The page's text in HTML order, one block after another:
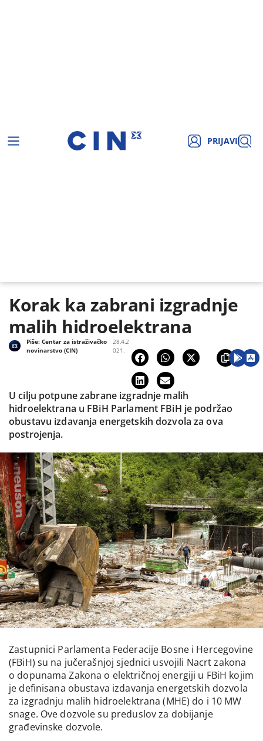
PRIJAVI
Korak ka zabrani izgradnje
malih hidroelektrana
28.4.2
021.
Piše:Centar za istraživačko
novinarstvo (CIN)
U cilju potpune zabrane izgradnje malih
hidroelektrana u FBiH Parlament FBiH je podržao
obustavu izdavanja energetskih dozvola za ova
postrojenja.
Zastupnici Parlamenta Federacije Bosne i Hercegovine
(FBiH) su na jučerašnjoj sjednici usvojili Nacrt zakona
o dopunama Zakona o električnoj energiji u FBiH kojim
je definisana obustava izdavanja energetskih dozvola
za izgradnju malih hidroelektrana (MHE) do i 10 MW
snage. Ove dozvole su preduslov za dobijanje
građevinske dozvole.